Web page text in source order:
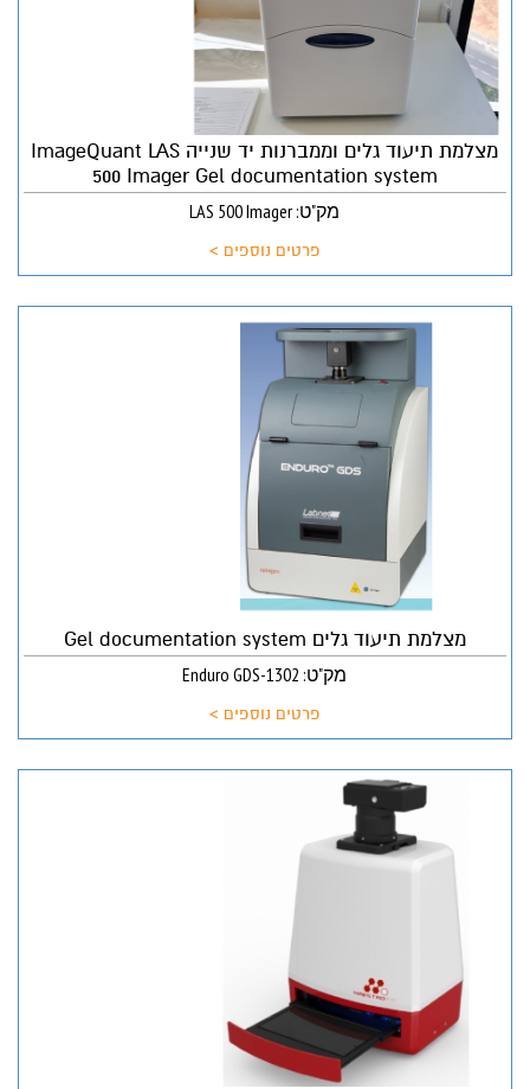
מצלמת תיעוד גלים וממברנות יד שנייה ImageQuant LAS
500 Imager Gel documentation system
מק"ט: LAS 500 Imager
פרטים נוספים >
מצלמת תיעוד גלים Gel documentation system
מק"ט: Enduro GDS-1302
פרטים נוספים >